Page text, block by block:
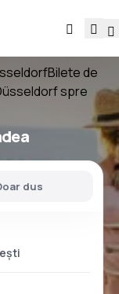
Bilete de
spre
dus